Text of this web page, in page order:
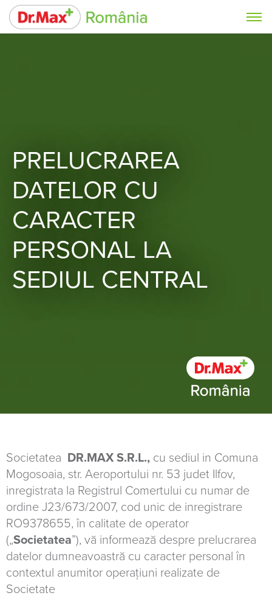
PRELUCRAREA
DATELOR CU
CARACTER
PERSONAL LA
SEDIUL CENTRAL
Societatea DR.MAX S.R.L., cu sediul in Comuna
Mogosoaia, str. Aeroportului nr. 53 judet Ilfov,
inregistrata la Registrul Comertului cu numar de
ordine J23/673/2007, cod unic de inregistrare
RO9378655, în calitate de operator
(„Societatea”), vă informează despre prelucrarea
datelor dumneavoastră cu caracter personal în
contextul anumitor operațiuni realizate de
Societate